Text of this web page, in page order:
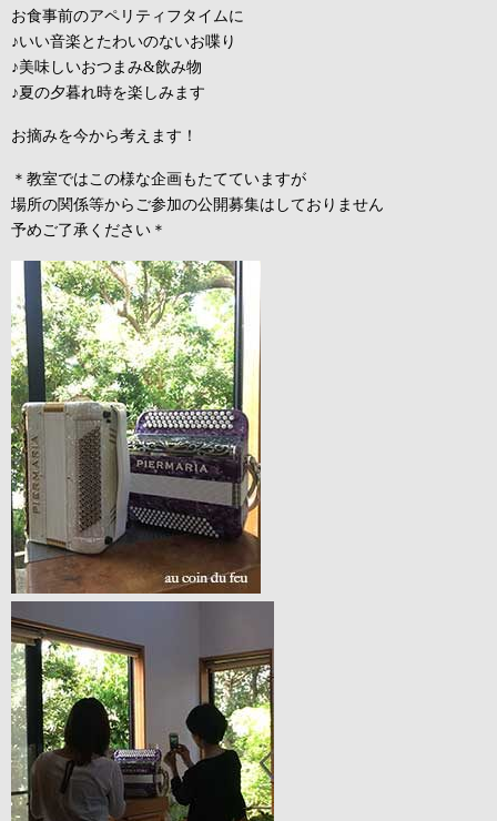
お食事前のアペリティフタイムに
♪いい音楽とたわいのないお喋り
♪美味しいおつまみ&飲み物
♪夏の夕暮れ時を楽しみます
お摘みを今から考えます！
＊教室ではこの様な企画もたてていますが
場所の関係等からご参加の公開募集はしておりません
予めご了承ください＊